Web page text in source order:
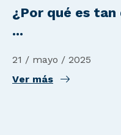
¿Por qué es
...
21 / mayo / 2025
Ver más